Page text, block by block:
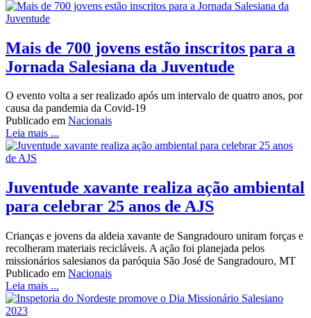
Mais de 700 jovens estão inscritos para a
Jornada Salesiana da Juventude
O evento volta a ser realizado após um intervalo de quatro anos, por
causa da pandemia da Covid-19
Publicado em Nacionais
Leia mais ...
Juventude xavante realiza ação ambiental
para celebrar 25 anos de AJS
Crianças e jovens da aldeia xavante de Sangradouro uniram forças e
recolheram materiais recicláveis. A ação foi planejada pelos
missionários salesianos da paróquia São José de Sangradouro, MT
Publicado em Nacionais
Leia mais ...